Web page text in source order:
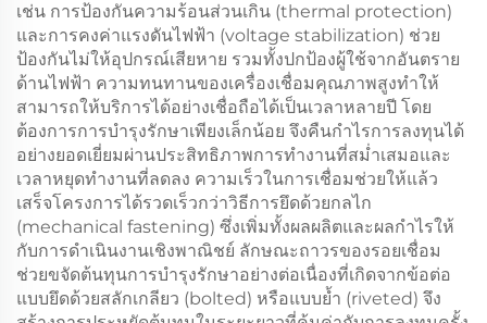
เช่น การป้องกันความร้อนส่วนเกิน (thermal protection)
และการคงค่าแรงดันไฟฟ้า (voltage stabilization) ช่วย
ป้องกันไม่ให้อุปกรณ์เสียหาย รวมทั้งปกป้องผู้ใช้จากอันตราย
ด้านไฟฟ้า ความทนทานของเครื่องเชื่อมคุณภาพสูงทำให้
สามารถให้บริการได้อย่างเชื่อถือได้เป็นเวลาหลายปี โดย
ต้องการการบำรุงรักษาเพียงเล็กน้อย จึงคืนกำไรการลงทุนได้
อย่างยอดเยี่ยมผ่านประสิทธิภาพการทำงานที่สม่ำเสมอและ
เวลาหยุดทำงานที่ลดลง ความเร็วในการเชื่อมช่วยให้แล้ว
เสร็จโครงการได้รวดเร็วกว่าวิธีการยึดด้วยกลไก
(mechanical fastening) ซึ่งเพิ่มทั้งผลผลิตและผลกำไรให้
กับการดำเนินงานเชิงพาณิชย์ ลักษณะถาวรของรอยเชื่อม
ช่วยขจัดต้นทุนการบำรุงรักษาอย่างต่อเนื่องที่เกิดจากข้อต่อ
แบบยึดด้วยสลักเกลียว (bolted) หรือแบบย้ำ (riveted) จึง